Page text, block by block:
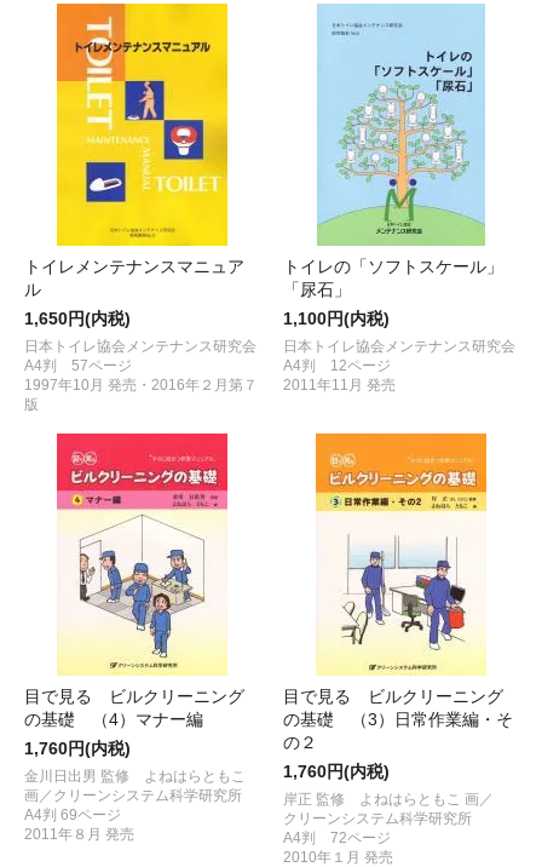
トイレメンテナンスマニュア
ル
1,650円(内税)
日本トイレ協会メンテナンス研究会
A4判 57ページ
1997年10月 発売・2016年２月第７
版
トイレの「ソフトスケール」
「尿石」
1,100円(内税)
日本トイレ協会メンテナンス研究会
A4判 12ページ
2011年11月 発売
目で見る ビルクリーニング
の基礎 （4）マナー編
1,760円(内税)
金川日出男 監修 よねはらともこ
画／クリーンシステム科学研究所
A4判 69ページ
2011年８月 発売
目で見る ビルクリーニング
の基礎 （3）日常作業編・そ
の２
1,760円(内税)
岸正 監修 よねはらともこ 画／
クリーンシステム科学研究所
A4判 72ページ
2010年１月 発売